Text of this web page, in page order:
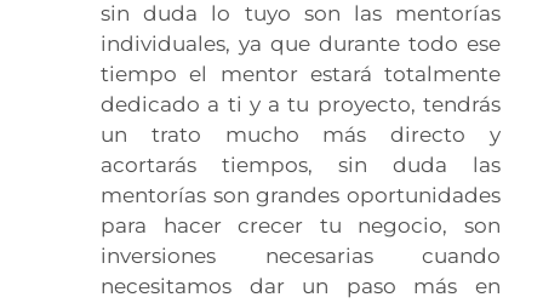
sin duda lo tuyo son las mentorías
individuales, ya que durante todo ese
tiempo el mentor estará totalmente
dedicado a ti y a tu proyecto, tendrás
un trato mucho más directo y
acortarás tiempos, sin duda las
mentorías son grandes oportunidades
para hacer crecer tu negocio, son
inversiones necesarias cuando
necesitamos dar un paso más en